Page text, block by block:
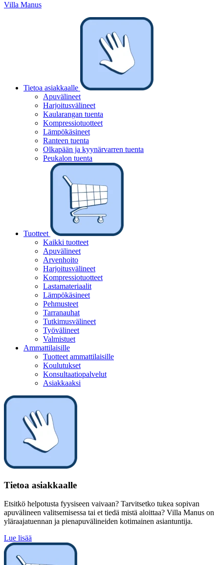
Villa Manus
Tietoa asiakkaalle
Apuvälineet
Harjoitusvälineet
Kaularangan tuenta
Kompressiotuotteet
Lämpökäsineet
Ranteen tuenta
Olkapään ja kyynärvarren tuenta
Peukalon tuenta
Tuotteet
Kaikki tuotteet
Apuvälineet
Arvenhoito
Harjoitusvälineet
Kompressiotuotteet
Lastamateriaalit
Lämpökäsineet
Pehmusteet
Tarranauhat
Tutkimusvälineet
Työvälineet
Valmistuet
Ammattilaisille
Tuotteet ammattilaisille
Koulutukset
Konsultaatiopalvelut
Asiakkaaksi
Tietoa asiakkaalle
Etsitkö helpotusta fyysiseen vaivaan? Tarvitsetko tukea sopivan
apuvälineen valitsemisessa tai et tiedä mistä aloittaa? Villa Manus on
yläraajatuennan ja pienapuvälineiden kotimainen asiantuntija.
Lue lisää